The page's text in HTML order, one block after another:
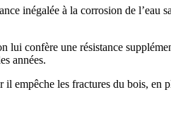
inégalée à la corrosion de l’eau
confère une résistance
années.
empêche les fractures du bois,